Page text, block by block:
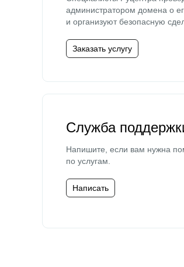
администратором домена о
и организуют безопасную
Заказать услугу
Служба
Напишите, если вам нужна
по услугам.
Написать